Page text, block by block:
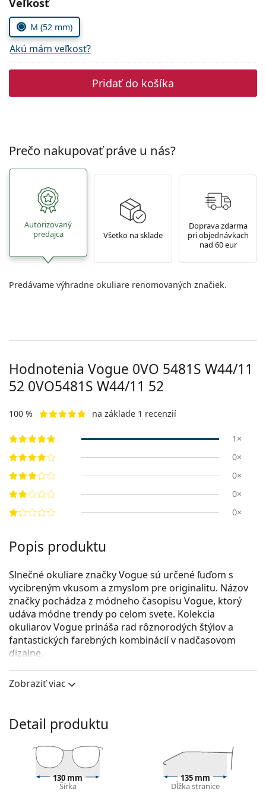
Persol
Prada
Všetky značky
Zvoľte parametre
M (52 mm)
Akú mám veľkosť?
Pridať do košíka
Prečo nakupovať práve u nás?
Autorizovaný
predajca
Všetko na sklade
Doprava zdarma
pri objednávkach
nad 60 eur
Predávame výhradne okuliare renomovaných značiek.
Hodnotenia Vogue 0VO 5481S W44/11
52 0VO5481S W44/11 52
100 % na základe 1 recenzií
1×
0×
0×
0×
0×
Popis produktu
Slnečné okuliare značky Vogue sú určené ľuďom s
vycibreným vkusom a zmyslom pre originalitu. Názov
značky pochádza z módneho časopisu Vogue, ktorý
udáva módne trendy po celom svete. Kolekcia
okuliarov Vogue prináša rad rôznorodých štýlov a
fantastických farebných kombinácií v nadčasovom
dizajne.
Vogue 0VO 5481S W44/11 52sú dámske slnečné
okuliare.
pomocou funkcie virtuálnej skúšky.
Čierna farba rámov skvele ladí so studeným
odtieňom pleti a so svetlohnedými, čiernymi alebo
svetlými blond vlasmi.
Zobraziť viac
Detail produktu
130 mm
Šírka
135 mm
Dĺžka stranice